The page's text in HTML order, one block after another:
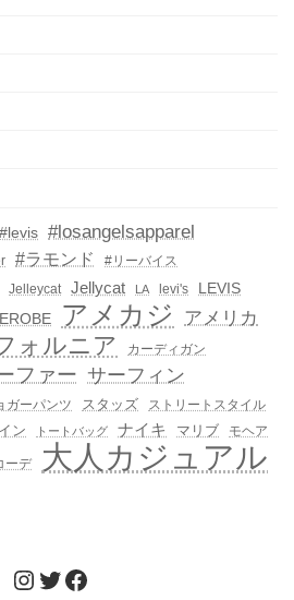
#levis #losangelsapparel
#ラモンド
#リーバイス
Jelleycat Jellycat LA levi's
LEVIS
アメカジ アメリカ
ォルニア カーディガン
ファー サーフィン
ガーパンツ スタッズ ストリートスタイル
ン トートバッグ ナイキ マリブ モヘア
ーデ 大人カジュアル
Instagram
Twitter
Facebook